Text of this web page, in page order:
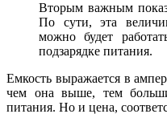
Вторым важным
По сути, эта
можно будет
подзарядке питания.
Емкость выражается в
чем она выше, тем
питания. Но и цена,